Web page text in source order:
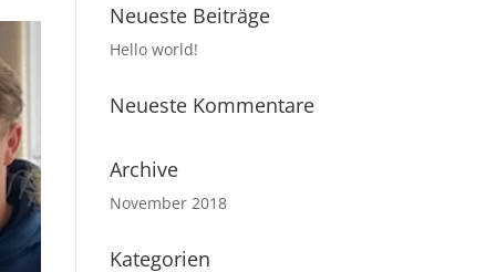
Neueste Beiträge
Hello world!
Neueste Kommentare
Archive
November 2018
Kategorien